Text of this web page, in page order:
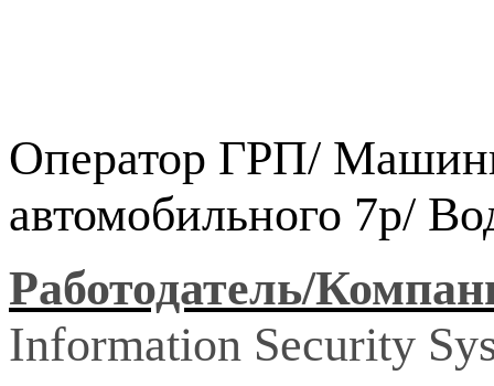
Оператор ГРП/
автомобильного 7р/
Работодатель/
Information Security